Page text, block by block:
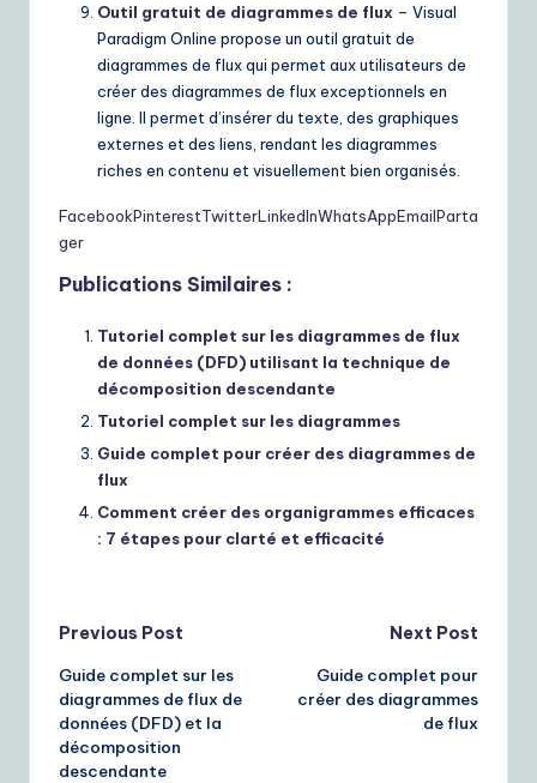
Outil gratuit de diagrammes de flux – Visual
Paradigm Online propose un outil gratuit de
diagrammes de flux qui permet aux utilisateurs de
créer des diagrammes de flux exceptionnels en
ligne. Il permet d’insérer du texte, des graphiques
externes et des liens, rendant les diagrammes
riches en contenu et visuellement bien organisés.
FacebookPinterestTwitterLinkedInWhatsAppEmailParta
ger
Publications Similaires :
Tutoriel complet sur les diagrammes de flux
de données (DFD) utilisant la technique de
décomposition descendante
Tutoriel complet sur les diagrammes
Guide complet pour créer des diagrammes de
flux
Comment créer des organigrammes efficaces
: 7 étapes pour clarté et efficacité
Post
navigation
Previous Post
Guide complet sur les
diagrammes de flux de
données (DFD) et la
décomposition
descendante
Next Post
Guide complet pour
créer des diagrammes
de flux